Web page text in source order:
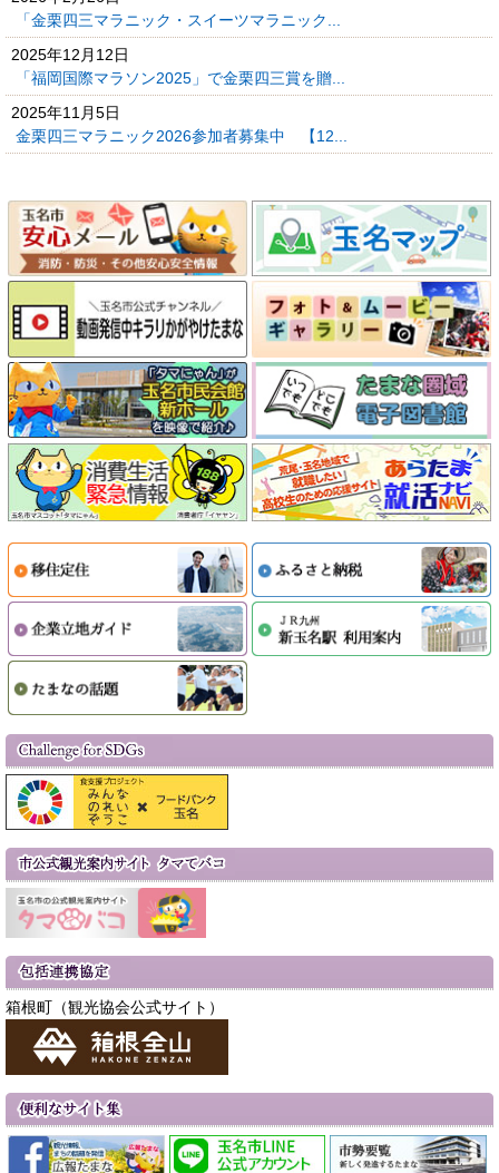
「金栗四三マラニック・スイーツマラニック...
2025年12月12日
「福岡国際マラソン2025」で金栗四三賞を贈...
2025年11月5日
金栗四三マラニック2026参加者募集中 【12...
箱根町（観光協会公式サイト）